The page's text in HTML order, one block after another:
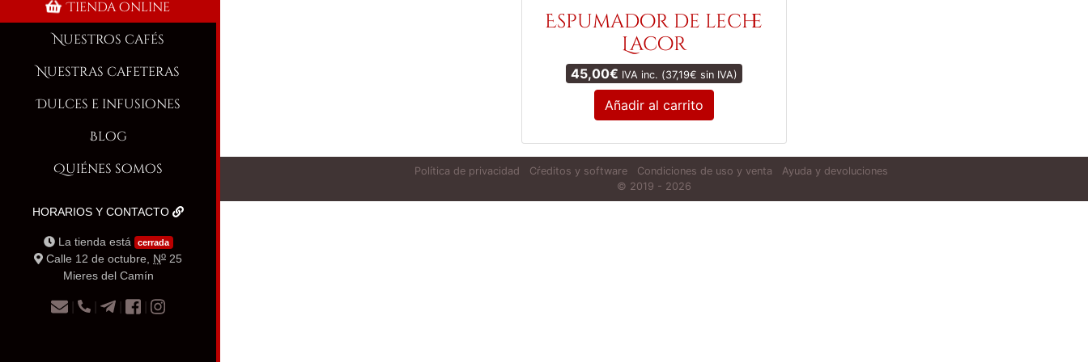
Tienda online
Nuestros cafés
Nuestras cafeteras
Dulces e infusiones
Blog
Quiénes somos
HORARIOS Y CONTACTO
La tienda está cerrada
Calle 12 de octubre, No 25
Mieres del Camín
| | |
Espumador de leche
Lacor
45,00€ IVA inc. (37,19€ sin IVA)
Añadir al carrito
Política de privacidad Cŕeditos y software Condiciones de uso y venta
Ayuda y devoluciones
© 2019 - 2026